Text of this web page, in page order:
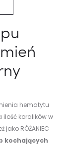
hematytu
ilość koralików w
RÓŻANIEC
kochających